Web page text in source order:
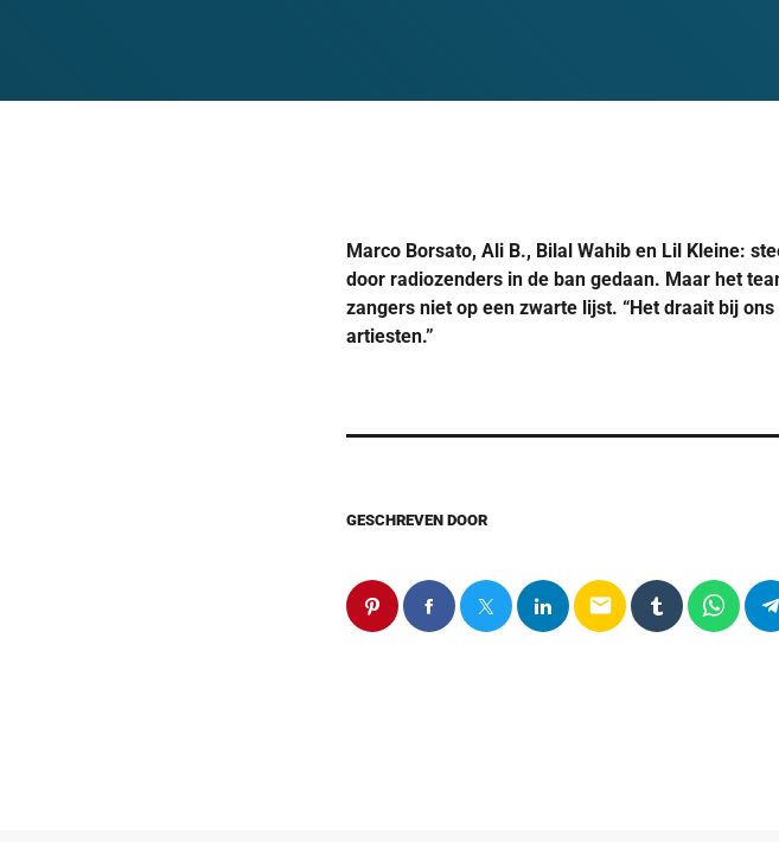
Marco Borsato, Ali B., Bilal Wahib en Lil Kleine:
door radiozenders in de ban gedaan. Maar het
zangers niet op een zwarte lijst. “Het draait bij
artiesten.”
GESCHREVEN DOOR
email